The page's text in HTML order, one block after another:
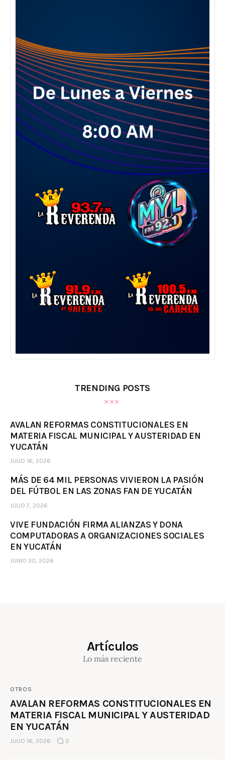
TRENDING POSTS
AVALAN REFORMAS CONSTITUCIONALES EN
MATERIA FISCAL MUNICIPAL Y AUSTERIDAD EN
YUCATÁN
JULIO 16, 2026
MÁS DE 64 MIL PERSONAS VIVIERON LA PASIÓN
DEL FÚTBOL EN LAS ZONAS FAN DE YUCATÁN
JULIO 7, 2026
VIVE FUNDACIÓN FIRMA ALIANZAS Y DONA
COMPUTADORAS A ORGANIZACIONES SOCIALES
EN YUCATÁN
JUNIO 30, 2026
Artículos
Lo más reciente
OTROS
AVALAN REFORMAS CONSTITUCIONALES EN
MATERIA FISCAL MUNICIPAL Y AUSTERIDAD
EN YUCATÁN
JULIO 16, 2026 0